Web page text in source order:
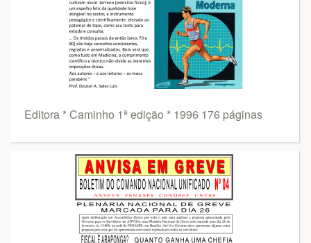
Editora * Caminho 1ª edição * 1996 176 páginas